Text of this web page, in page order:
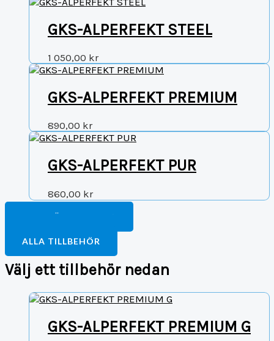
GKS-ALPERFEKT STEEL
1 050,00 kr
GKS-ALPERFEKT PREMIUM
890,00 kr
GKS-ALPERFEKT PUR
860,00 kr
FORTSÄTT HANDLA
ALLA TILLBEHÖR
Välj ett tillbehör nedan
GKS-ALPERFEKT PREMIUM G